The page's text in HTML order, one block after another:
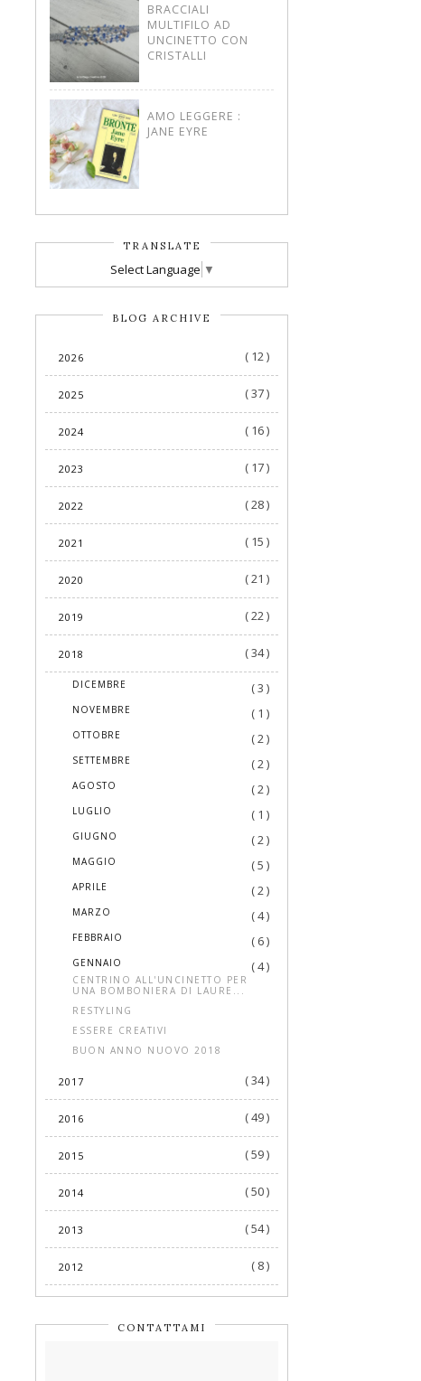
BRACCIALI
MULTIFILO AD
UNCINETTO CON
CRISTALLI
AMO LEGGERE :
JANE EYRE
TRANSLATE
Select Language ▼
BLOG ARCHIVE
2026 ( 12 )
2025 ( 37 )
2024 ( 16 )
2023 ( 17 )
2022 ( 28 )
2021 ( 15 )
2020 ( 21 )
2019 ( 22 )
2018 ( 34 )
DICEMBRE ( 3 )
NOVEMBRE ( 1 )
OTTOBRE ( 2 )
SETTEMBRE ( 2 )
AGOSTO ( 2 )
LUGLIO ( 1 )
GIUGNO ( 2 )
MAGGIO ( 5 )
APRILE ( 2 )
MARZO ( 4 )
FEBBRAIO ( 6 )
GENNAIO ( 4 )
CENTRINO ALL'UNCINETTO PER
UNA BOMBONIERA DI LAURE...
RESTYLING
ESSERE CREATIVI
BUON ANNO NUOVO 2018
2017 ( 34 )
2016 ( 49 )
2015 ( 59 )
2014 ( 50 )
2013 ( 54 )
2012 ( 8 )
CONTATTAMI